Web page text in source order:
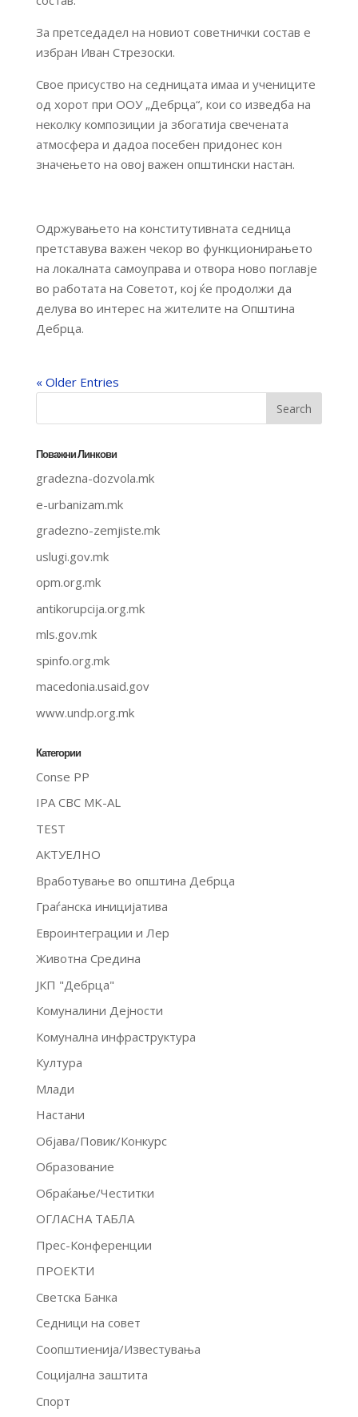
За претседадел на новиот советнички состав е
избран Иван Стрезоски.
Свое присуство на седницата имаа и учениците
од хорoт при ООУ „Дебрца“, кои со изведба на
неколку композиции ја збогатија свечената
атмосфера и дадоа посебен придонес кон
значењето на овој важен општински настан.
Одржувањето на конститутивната седница
претставува важен чекор во функционирањето
на локалната самоуправа и отвора ново поглавје
во работата на Советот, кој ќе продолжи да
делува во интерес на жителите на Општина
Дебрца.
« Older Entries
Поважни Линкови
gradezna-dozvola.mk
e-urbanizam.mk
gradezno-zemjiste.mk
uslugi.gov.mk
opm.org.mk
antikorupcija.org.mk
mls.gov.mk
spinfo.org.mk
macedonia.usaid.gov
www.undp.org.mk
Категории
Conse PP
IPA CBC MK-AL
TEST
АКТУЕЛНО
Вработување во општина Дебрца
Граѓанска иницијатива
Евроинтеграции и Лер
Животна Средина
ЈКП "Дебрца"
Комуналини Дејности
Комунална инфраструктура
Култура
Млади
Настани
Објава/Повик/Конкурс
Образование
Обраќање/Честитки
ОГЛАСНА ТАБЛА
Прес-Конференции
ПРОЕКТИ
Светска Банка
Седници на совет
Соопштиенија/Известувања
Социјална заштита
Спорт